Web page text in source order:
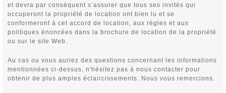
et devra par conséquent s’assurer que tous ses invités qui
occuperont la propriété de location ont bien lu et se
conformeront à cet accord de location, aux règles et aux
politiques énoncées dans la brochure de location de la propriété
ou sur le site Web.
Au cas ou vous auriez des questions concernant les informations
mentionnées ci-dessus, n'hésitez pas à nous contacter pour
obtenir de plus amples éclaircissements. Nous vous remercions.